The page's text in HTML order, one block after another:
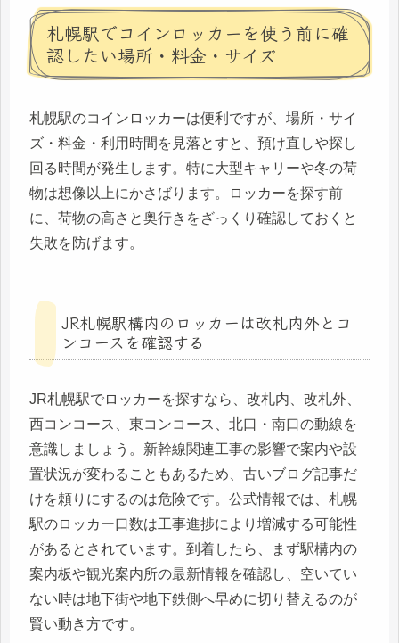
札幌駅でコインロッカーを使う前に確
認したい場所・料金・サイズ
札幌駅のコインロッカーは便利ですが、場所・サイ
ズ・料金・利用時間を見落とすと、預け直しや探し
回る時間が発生します。特に大型キャリーや冬の荷
物は想像以上にかさばります。ロッカーを探す前
に、荷物の高さと奥行きをざっくり確認しておくと
失敗を防げます。
JR札幌駅構内のロッカーは改札内外とコ
ンコースを確認する
JR札幌駅でロッカーを探すなら、改札内、改札外、
西コンコース、東コンコース、北口・南口の動線を
意識しましょう。新幹線関連工事の影響で案内や設
置状況が変わることもあるため、古いブログ記事だ
けを頼りにするのは危険です。公式情報では、札幌
駅のロッカー口数は工事進捗により増減する可能性
があるとされています。到着したら、まず駅構内の
案内板や観光案内所の最新情報を確認し、空いてい
ない時は地下街や地下鉄側へ早めに切り替えるのが
賢い動き方です。